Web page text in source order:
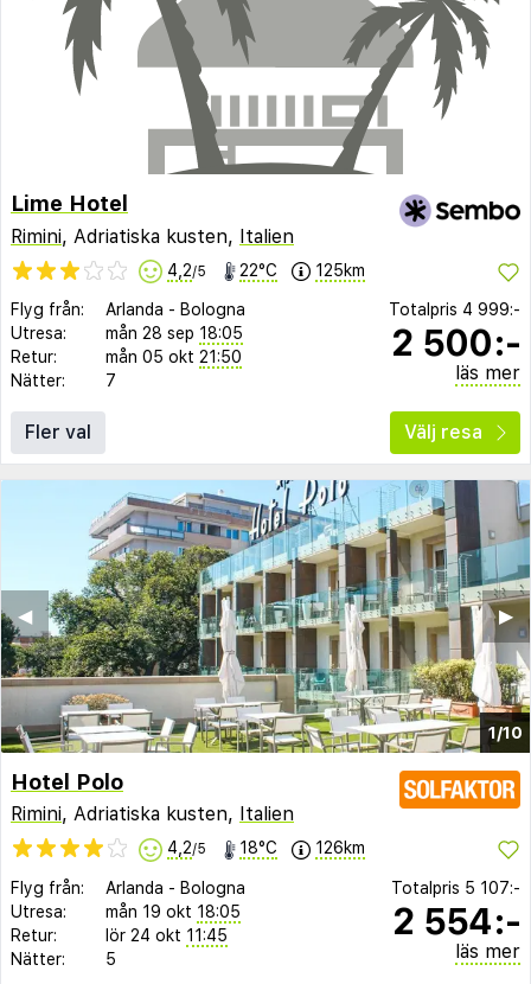
Lime Hotel
Rimini, Adriatiska kusten, Italien
4,2/5 22°C 125km
Flyg från: Arlanda - Bologna
Utresa:
mån 28 sep 18:05
Retur:
mån 05 okt 21:50
Nätter:
7
Totalpris 4 999:-
2 500:-
läs mer
Fler val Välj resa
1/10
▶︎
◀︎
Hotel Polo
Rimini, Adriatiska kusten, Italien
4,2/5 18°C 126km
Flyg från: Arlanda - Bologna
Utresa:
mån 19 okt 18:05
Retur:
lör 24 okt 11:45
Nätter:
5
Totalpris 5 107:-
2 554:-
läs mer